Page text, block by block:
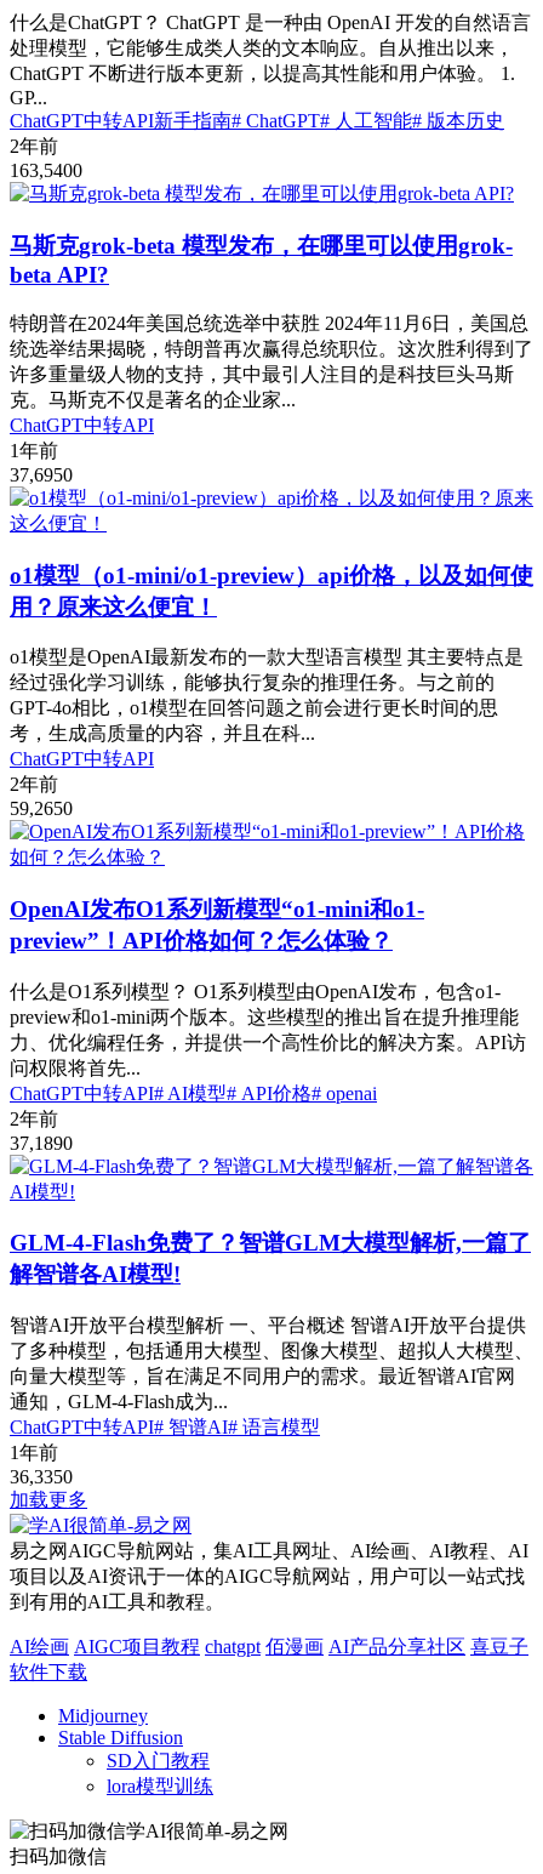
什么是ChatGPT？ ChatGPT 是一种由 OpenAI 开发的自然语言
处理模型，它能够生成类人类的文本响应。自从推出以来，
ChatGPT 不断进行版本更新，以提高其性能和用户体验。 1.
GP...
ChatGPT中转API新手指南# ChatGPT# 人工智能# 版本历史
2年前
163,5400
马斯克grok-beta 模型发布，在哪里可以使用grok-
beta API?
特朗普在2024年美国总统选举中获胜 2024年11月6日，美国总
统选举结果揭晓，特朗普再次赢得总统职位。这次胜利得到了
许多重量级人物的支持，其中最引人注目的是科技巨头马斯
克。马斯克不仅是著名的企业家...
ChatGPT中转API
1年前
37,6950
o1模型（o1-mini/o1-preview）api价格，以及如何使
用？原来这么便宜！
o1模型是OpenAI最新发布的一款大型语言模型 其主要特点是
经过强化学习训练，能够执行复杂的推理任务。与之前的
GPT-4o相比，o1模型在回答问题之前会进行更长时间的思
考，生成高质量的内容，并且在科...
ChatGPT中转API
2年前
59,2650
OpenAI发布O1系列新模型“o1-mini和o1-
preview”！API价格如何？怎么体验？
什么是O1系列模型？ O1系列模型由OpenAI发布，包含o1-
preview和o1-mini两个版本。这些模型的推出旨在提升推理能
力、优化编程任务，并提供一个高性价比的解决方案。API访
问权限将首先...
ChatGPT中转API# AI模型# API价格# openai
2年前
37,1890
GLM-4-Flash免费了？智谱GLM大模型解析,一篇了
解智谱各AI模型!
智谱AI开放平台模型解析 一、平台概述 智谱AI开放平台提供
了多种模型，包括通用大模型、图像大模型、超拟人大模型、
向量大模型等，旨在满足不同用户的需求。最近智谱AI官网
通知，GLM-4-Flash成为...
ChatGPT中转API# 智谱AI# 语言模型
1年前
36,3350
加载更多
易之网AIGC导航网站，集AI工具网址、AI绘画、AI教程、AI
项目以及AI资讯于一体的AIGC导航网站，用户可以一站式找
到有用的AI工具和教程。
AI绘画 AIGC项目教程 chatgpt 佰漫画 AI产品分享社区 喜豆子
软件下载
Midjourney
Stable Diffusion
SD入门教程
lora模型训练
扫码加微信